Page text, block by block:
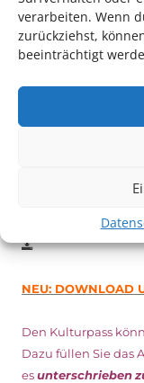
verarbeiten. Wenn
zurückziehst,
beeinträchtigt
Auch dieses Jahr
Filmsin
Minuten vor Beginn
NEU: DOWNLOAD
Den Kulturpass
Dazu füllen Sie das
esunterschrieben